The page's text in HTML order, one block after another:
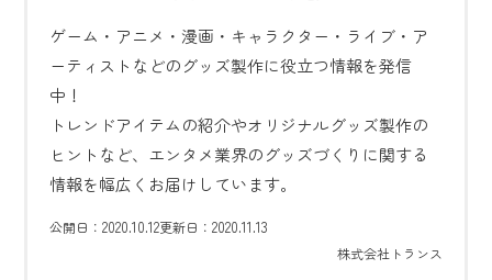
ゲーム・アニメ・漫画・キャラクター・ライブ・ア
ーティストなどのグッズ製作に役立つ情報を発信
中！
トレンドアイテムの紹介やオリジナルグッズ製作の
ヒントなど、エンタメ業界のグッズづくりに関する
情報を幅広くお届けしています。
公開日：2020.10.12更新日：2020.11.13
株式会社トランス